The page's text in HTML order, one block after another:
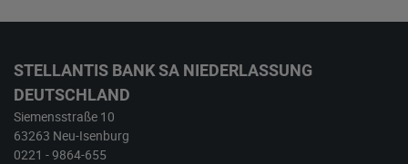
STELLANTIS BANK SA NIEDERLASSUNG
DEUTSCHLAND
Siemensstraße 10
63263 Neu-Isenburg
0221 - 9864-655